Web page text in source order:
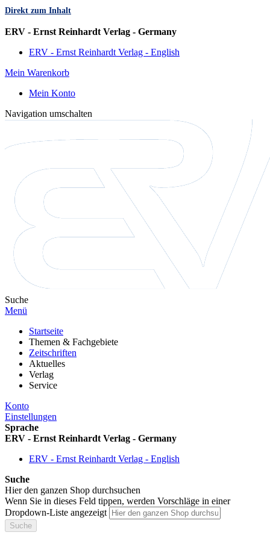
Direkt zum Inhalt
ERV - Ernst Reinhardt Verlag - Germany
ERV - Ernst Reinhardt Verlag - English
Mein Warenkorb
Mein Konto
Navigation umschalten
Suche
Menü
Startseite
Themen & Fachgebiete
Zeitschriften
Aktuelles
Verlag
Service
Konto
Einstellungen
Sprache
ERV - Ernst Reinhardt Verlag - Germany
ERV - Ernst Reinhardt Verlag - English
Suche
Hier den ganzen Shop durchsuchen
Wenn Sie in dieses Feld tippen, werden Vorschläge in einer
Dropdown-Liste angezeigt
Suche